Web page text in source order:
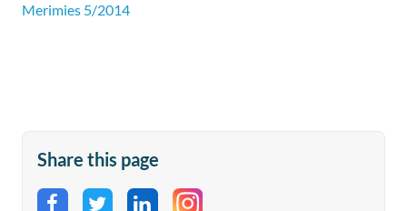
Merimies 5/2014
Share this page